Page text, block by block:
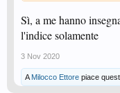
colpo e allo specifico
Si può giocare anche con
tutta.E' come scrivere a
scorrevolezza,della
dell'impugnatura
ettore
Sì, a me hanno
l'indice solamente
3 Nov 2020
A Milocco Ettore piace